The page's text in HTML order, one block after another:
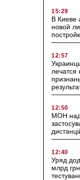
15:29
В Киеве
новой
12:57
лечатся
12:50
МОН
12:40
Уряд
млрд грн